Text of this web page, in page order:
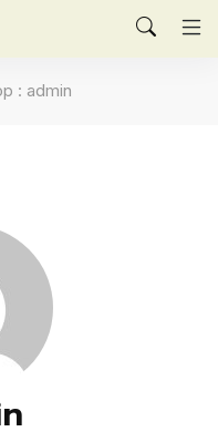
: admin